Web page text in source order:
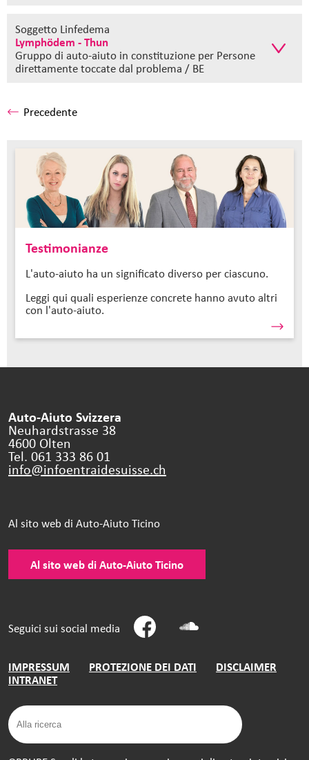
Soggetto Linfedema
Lymphödem - Thun
Gruppo di auto-aiuto in constituzione per Persone
direttamente toccate dal problema / BE
Precedente
Testimonianze
L'auto-aiuto ha un significato diverso per ciascuno.
Leggi qui quali esperienze concrete hanno avuto altri
con l'auto-aiuto.
Auto-Aiuto Svizzera
Neuhardstrasse 38
4600 Olten
Tel. 061 333 86 01
info@infoentraidesuisse.ch
Al sito web di Auto-Aiuto Ticino
Al sito web di Auto-Aiuto Ticino
Seguici sui social media
IMPRESSUM PROTEZIONE DEI DATI
DISCLAIMER
INTRANET